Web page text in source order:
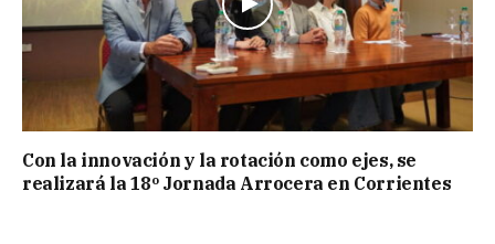
Con la innovación y la rotación como ejes, se
realizará la 18º Jornada Arrocera en Corrientes